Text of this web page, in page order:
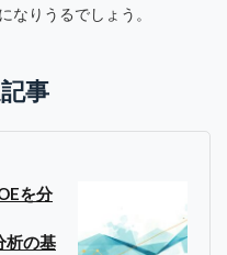
なりうるでしょう。
事
を分
析の基